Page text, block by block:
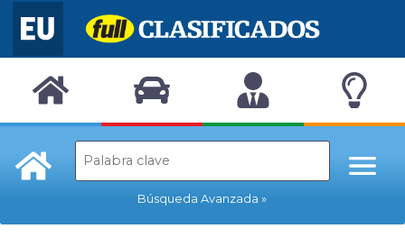
Búsqueda Avanzada